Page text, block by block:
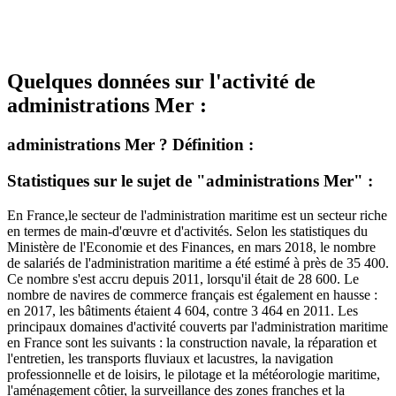
Quelques données sur l'activité de
administrations Mer :
administrations Mer ? Définition :
Statistiques sur le sujet de "administrations Mer" :
En France,le secteur de l'administration maritime est un secteur riche
en termes de main-d'œuvre et d'activités. Selon les statistiques du
Ministère de l'Economie et des Finances, en mars 2018, le nombre
de salariés de l'administration maritime a été estimé à près de 35 400.
Ce nombre s'est accru depuis 2011, lorsqu'il était de 28 600. Le
nombre de navires de commerce français est également en hausse :
en 2017, les bâtiments étaient 4 604, contre 3 464 en 2011. Les
principaux domaines d'activité couverts par l'administration maritime
en France sont les suivants : la construction navale, la réparation et
l'entretien, les transports fluviaux et lacustres, la navigation
professionnelle et de loisirs, le pilotage et la météorologie maritime,
l'aménagement côtier, la surveillance des zones franches et la